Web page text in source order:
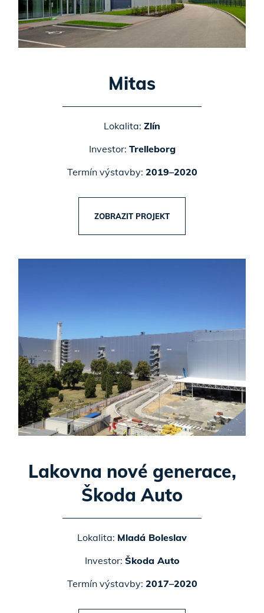
Mitas
Lokalita: Zlín
Investor: Trelleborg
Termín výstavby: 2019–2020
ZOBRAZIT PROJEKT
Lakovna nové generace,
Škoda Auto
Lokalita: Mladá Boleslav
Investor: Škoda Auto
Termín výstavby: 2017–2020